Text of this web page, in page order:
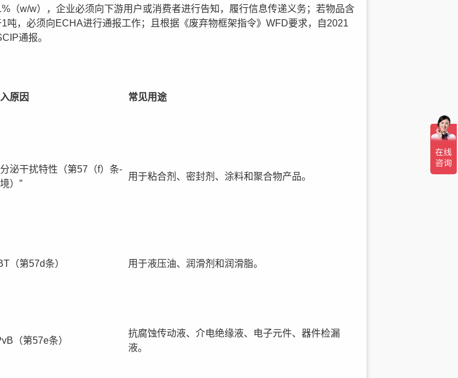
（w/w），企业必须向下游用户或消费者进行告知，履行信息传递义务；若物品含
，必须向ECHA进行通报工作；且根据《废弃物框架指令》WFD要求，自2021
通报。
原因 常见用途
泌干扰特性（第57（f）条-
）”
用于粘合剂、密封剂、涂料和聚合物产品。
（第57d条） 用于液压油、润滑剂和润滑脂。
（第57e条）
抗腐蚀传动液、介电绝缘液、电子元件、器件检漏
液。